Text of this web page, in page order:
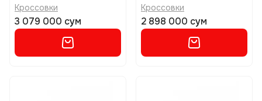
Кроссовки
3 079 000 сум
Кроссовки
2 898 000 сум